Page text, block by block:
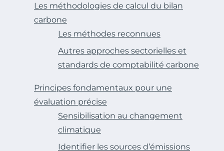
Les méthodologies de calcul du bilan
carbone
Les méthodes reconnues
Autres approches sectorielles et
standards de comptabilité carbone
Principes fondamentaux pour une
évaluation précise
Sensibilisation au changement
climatique
Identifier les sources d’émissions